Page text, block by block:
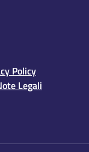
Policy
Legali